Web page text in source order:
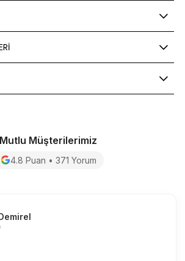
Mutlu Müşterilerimiz
4.8 Puan • 371 Yorum